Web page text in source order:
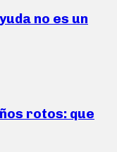
no es un
rotos: que